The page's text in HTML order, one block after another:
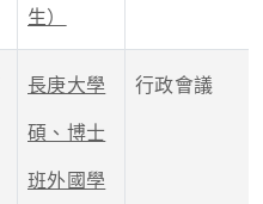
生）
長庚大學
碩、博士
班外國學
行政會議